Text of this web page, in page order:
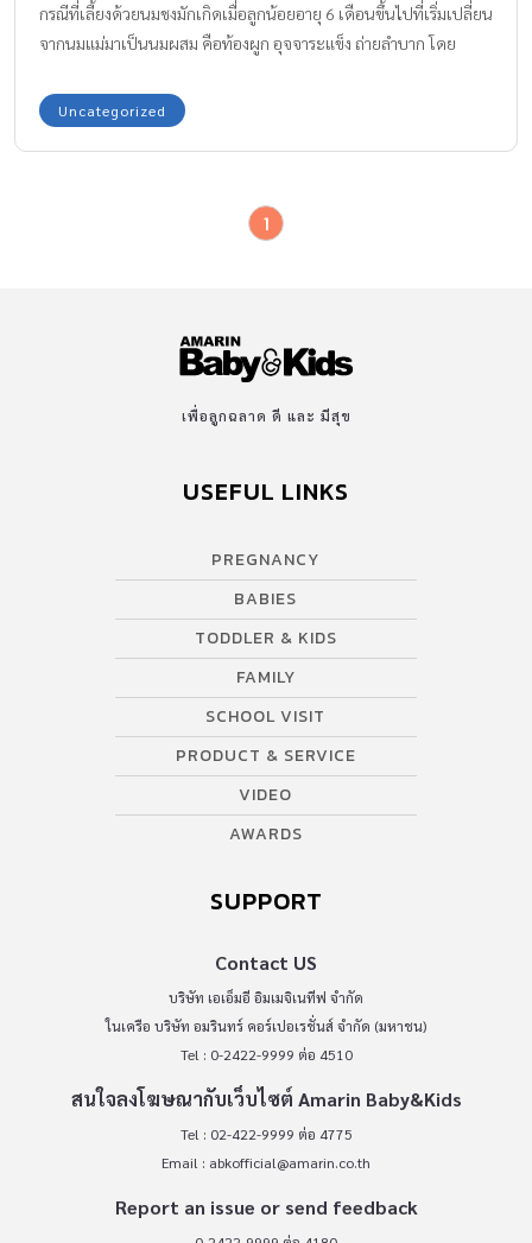
กรณีที่เลี้ยงด้วยนมชงมักเกิดเมื่อลูกน้อยอายุ 6 เดือนขึ้นไปที่เริ่มเปลี่ยน
จากนมแม่มาเป็นนมผสม คือท้องผูก อุจจาระแข็ง ถ่ายลำบาก โดย
องที่คุณพ่อและคุณแม่กังวล แล้วเราจะทำอะไรกันดี ก่อนอื่นเรามา
ทำความเข้าใจกับสาเหตุของอาการท้องผูกของเด็กๆ กันก่อนดีกว่า
Uncategorized
1
เพื่อลูกฉลาด ดี และ มีสุข
USEFUL LINKS
PREGNANCY
BABIES
TODDLER & KIDS
FAMILY
SCHOOL VISIT
PRODUCT & SERVICE
VIDEO
AWARDS
SUPPORT
Contact US
บริษัท เอเอ็มอี อิมเมจิเนทีฟ จำกัด
ในเครือ บริษัท อมรินทร์ คอร์เปอเรชั่นส์ จำกัด (มหาชน)
Tel : 0-2422-9999 ต่อ 4510
สนใจลงโฆษณากับเว็บไซต์ Amarin Baby&Kids
Tel : 02-422-9999 ต่อ 4775
Email : abkofficial@amarin.co.th
Report an issue or send feedback